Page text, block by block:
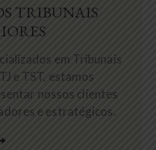
TRIBUNAIS
em Tribunais
e TST, estamos
nossos clientes
e estratégicos.